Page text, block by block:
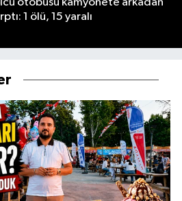
otobüsü kamyonete arkadan
1 ölü, 15 yaralı